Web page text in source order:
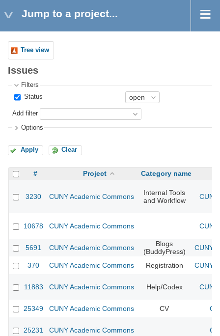
Jump to a project...
Tree view
Issues
Filters
Status
Add filter
Options
Apply Clear
# Project Category name
3230 CUNY Academic Commons
Internal Tools
and Workflow
10678 CUNY Academic Commons
5691 CUNY Academic Commons
Blogs
(BuddyPress)
CUNY
370 CUNY Academic Commons Registration CUNY
11883 CUNY Academic Commons Help/Codex
25349 CUNY Academic Commons CV
25231 CUNY Academic Commons